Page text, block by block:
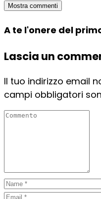
Mostra commenti
A te l'onere del
Lascia un
Il tuo indirizzo email
campi obbligatori